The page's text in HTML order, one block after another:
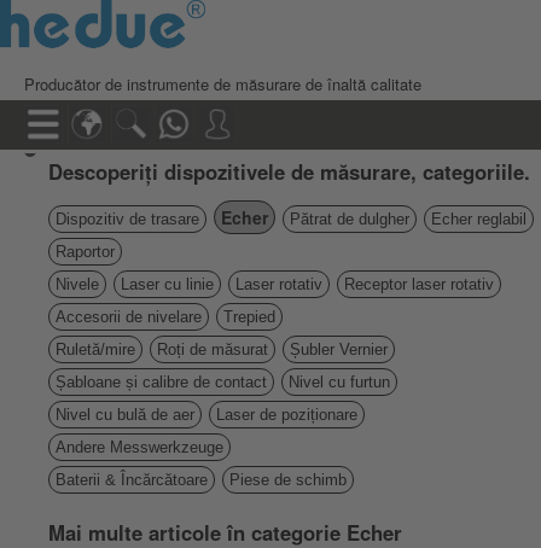
Producător de instrumente de măsurare de înaltă calitate
Descoperiți dispozitivele de măsurare, categoriile.
Dispozitiv de trasare Echer Pătrat de dulgher
Echer reglabil
Raportor
Nivele
Laser cu linie Laser rotativ
Receptor laser rotativ
Accesorii de nivelare
Trepied
Ruletă/mire
Roți de măsurat
Șubler Vernier
Șabloane și calibre de contact
Nivel cu furtun
Nivel cu bulă de aer
Laser de poziționare
Andere Messwerkzeuge
Baterii & Încărcătoare
Piese de schimb
Mai multe articole în categorie Echer